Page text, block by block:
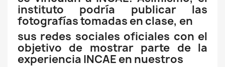
instituto podría publicar las
fotografías tomadas en clase, en
sus redes sociales oficiales con el
objetivo de mostrar parte de la
experiencia INCAE en nuestros